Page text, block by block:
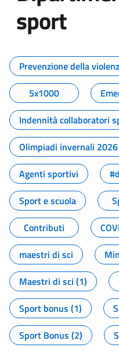
sport
Tutti i
Prevenzione della
5x1000
Indennità collaboratori
Olimpiadi invernali 2026
Agenti sportivi
Sport e scuola
Contributi
maestri di sci
Maestri di sci (1)
Sport bonus (1)
Sport Bonus (2)